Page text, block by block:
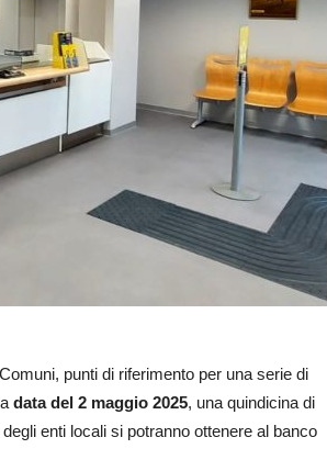
punti di riferimento per una serie di
data del 2 maggio 2025, una quindicina di
enti locali si potranno ottenere al banco